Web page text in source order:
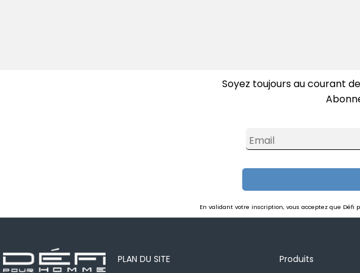
Soyez toujours au courant
Email
En validant votre inscription, vous acceptez que
PLAN DU SITE Produits